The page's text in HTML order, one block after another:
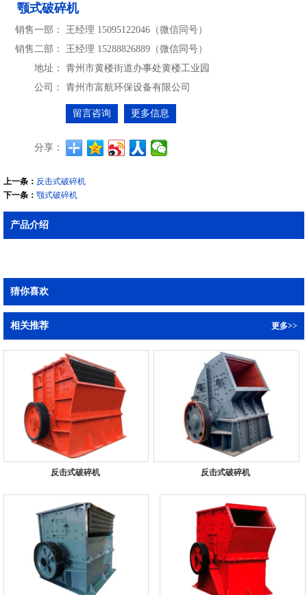
颚式破碎机
销售一部：
王经理 15095122046（微信同号）
销售二部：
王经理 15288826889（微信同号）
地址：
青州市黄楼街道办事处黄楼工业园
公司：
青州市富航环保设备有限公司
留言咨询 更多信息
分享：
上一条： 反击式破碎机
下一条： 颚式破碎机
产品介绍
猜你喜欢
相关推荐 更多>>
反击式破碎机 反击式破碎机